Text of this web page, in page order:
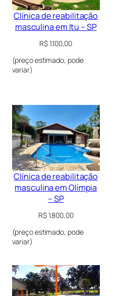
Clínica de reabilitação
masculina em Itu – SP
R$1.100,00
(preço estimado, pode
variar)
Clínica de reabilitação
masculina em Olímpia
– SP
R$1.800,00
(preço estimado, pode
variar)